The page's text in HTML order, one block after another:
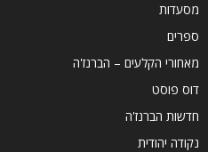
מסעדות
ספרים
מאחורי הקלעים – הברנז'ה
דוס פוסט
חדשות הברנז'ה
נקודה יהודית